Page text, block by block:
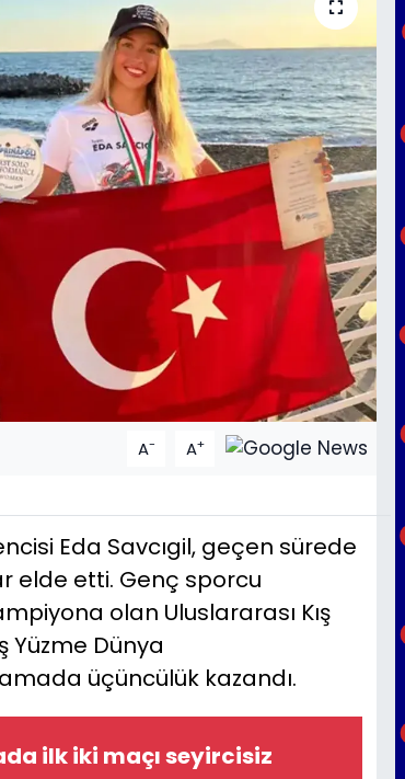
A- A+
Eda Savcıgil, geçen sürede
elde etti. Genç sporcu
olan Uluslararası Kış
Yüzme Dünya
üçüncülük kazandı.
ilk iki maçı seyircisiz